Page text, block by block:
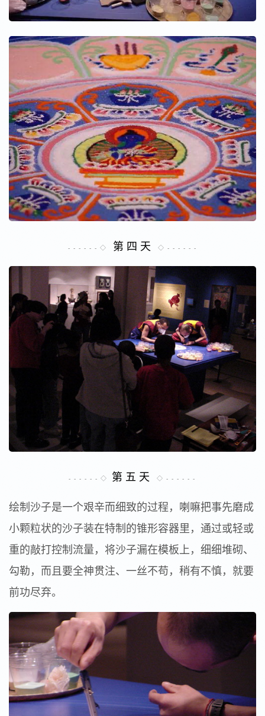
- - - - - - ◇ 第 四 天 ◇ - - - - - -
- - - - - - ◇ 第 五 天 ◇ - - - - - -
绘制沙子是一个艰辛而细致的过程，喇嘛把事先磨成
小颗粒状的沙子装在特制的锥形容器里，通过或轻或
重的敲打控制流量，将沙子漏在模板上，细细堆砌、
勾勒，而且要全神贯注、一丝不苟，稍有不慎，就要
前功尽弃。